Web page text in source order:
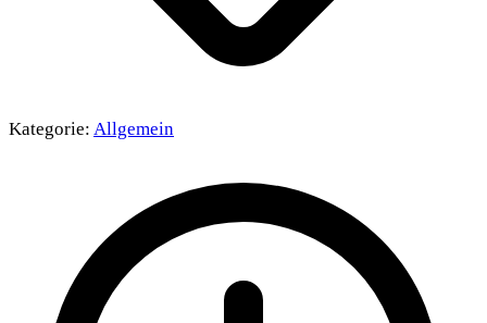
Kategorie: Allgemein